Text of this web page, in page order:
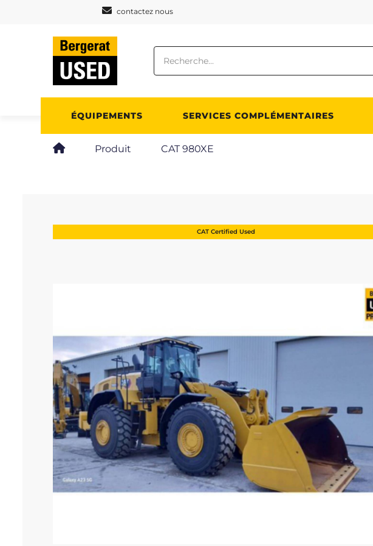
contactez nous
ÉQUIPEMENTS SERVICES COMPLÉMENTAIRES
Produit CAT 980XE
CAT Certified Used
Panneau de gestion des cookies